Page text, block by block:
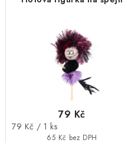
65 Kč bez DPH
79 Kč
Měrná
79 Kč / 1 ks